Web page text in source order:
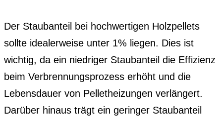
Der Staubanteil bei hochwertigen Holzpellets
sollte idealerweise unter 1% liegen. Dies ist
wichtig, da ein niedriger Staubanteil die Effizienz
beim Verbrennungsprozess erhöht und die
Lebensdauer von Pelletheizungen verlängert.
Darüber hinaus trägt ein geringer Staubanteil